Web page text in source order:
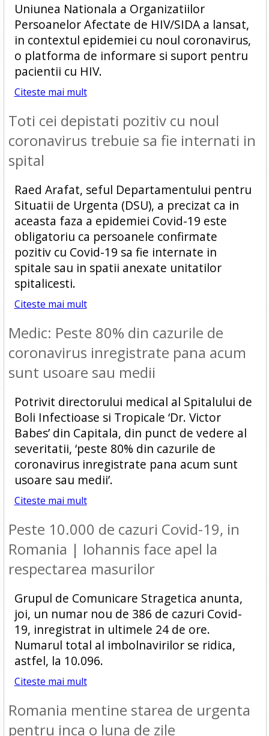
Uniunea Nationala a Organizatiilor
Persoanelor Afectate de HIV/SIDA a lansat,
in contextul epidemiei cu noul coronavirus,
o platforma de informare si suport pentru
pacientii cu HIV.
Citeste mai mult
Toti cei depistati pozitiv cu noul
coronavirus trebuie sa fie internati in
spital
Raed Arafat, seful Departamentului pentru
Situatii de Urgenta (DSU), a precizat ca in
aceasta faza a epidemiei Covid-19 este
obligatoriu ca persoanele confirmate
pozitiv cu Covid-19 sa fie internate in
spitale sau in spatii anexate unitatilor
spitalicesti.
Citeste mai mult
Medic: Peste 80% din cazurile de
coronavirus inregistrate pana acum
sunt usoare sau medii
Potrivit directorului medical al Spitalului de
Boli Infectioase si Tropicale ‘Dr. Victor
Babes’ din Capitala, din punct de vedere al
severitatii, ‘peste 80% din cazurile de
coronavirus inregistrate pana acum sunt
usoare sau medii’.
Citeste mai mult
Peste 10.000 de cazuri Covid-19, in
Romania | Iohannis face apel la
respectarea masurilor
Grupul de Comunicare Stragetica anunta,
joi, un numar nou de 386 de cazuri Covid-
19, inregistrat in ultimele 24 de ore.
Numarul total al imbolnavirilor se ridica,
astfel, la 10.096.
Citeste mai mult
Romania mentine starea de urgenta
pentru inca o luna de zile